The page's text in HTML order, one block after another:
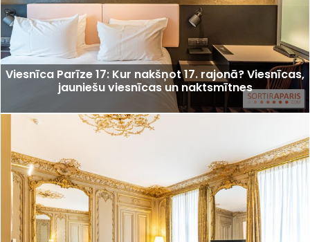
Viesnīca Parīze 17: Kur nakšņot 17. rajonā? Viesnīcas,
jauniešu viesnīcas un naktsmītnes